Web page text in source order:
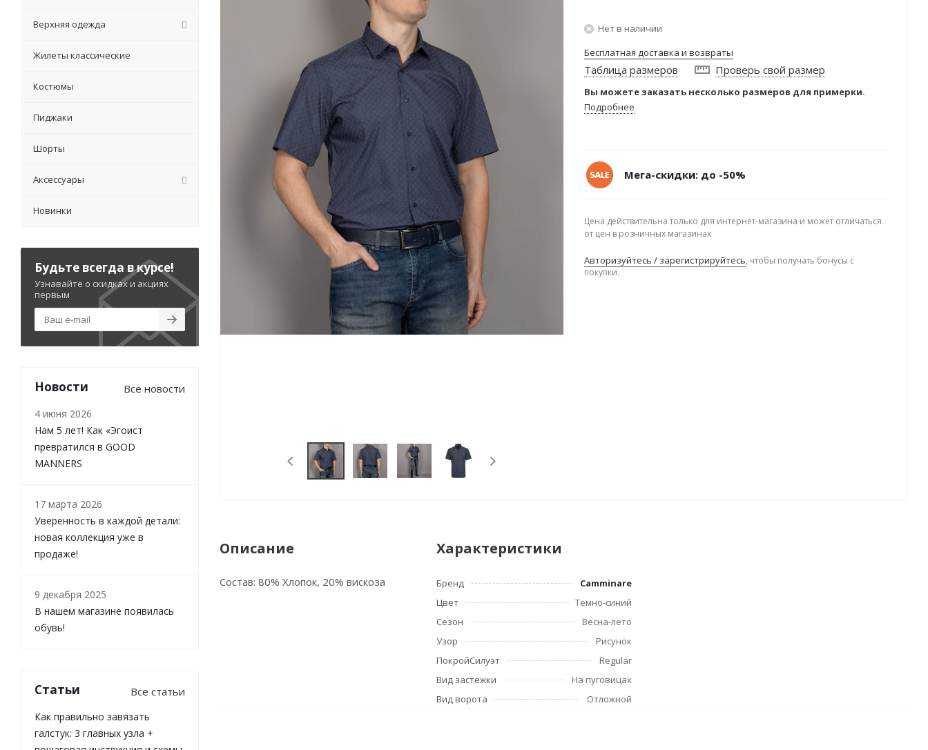
Нет в наличии
Бесплатная доставка и возвраты
Таблица размеров Проверь свой размер
Вы можете заказать несколько размеров для примерки.
Подробнее
Мега-скидки: до -50%
Цена действительна только для интернет-магазина и может отличаться
от цен в розничных магазинах
Авторизуйтесь / зарегистрируйтесь, чтобы получать бонусы с
покупки.
Описание
Состав: 80% Хлопок, 20% вискоза
Характеристики
Бренд
Camminare
Цвет
Темно-синий
Сезон
Весна-лето
Узор
Рисунок
ПокройСилуэт
Regular
Вид застежки
На пуговицах
Вид ворота
Отложной
Верхняя одежда
Жилеты классические
Костюмы
Пиджаки
Шорты
Аксессуары
Новинки
Будьте всегда в курсе!
Узнавайте о скидках и акциях
первым
Новости Все новости
4 июня 2026
Нам 5 лет! Как «Эгоист
превратился в GOOD
MANNERS
17 марта 2026
Уверенность в каждой детали:
новая коллекция уже в
продаже!
9 декабря 2025
В нашем магазине появилась
обувь!
Статьи Все статьи
Как правильно завязать
галстук: 3 главных узла +